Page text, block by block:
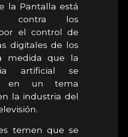
la Pantalla está
contra los
el control de
digitales de los
medida que la
artificial se
en un tema
la industria del
temen que se